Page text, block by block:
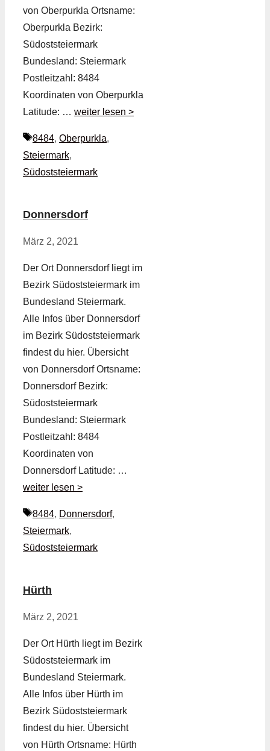
von Oberpurkla Ortsname:
Oberpurkla Bezirk:
Südoststeiermark
Bundesland: Steiermark
Postleitzahl: 8484
Koordinaten von Oberpurkla
Latitude: … weiter lesen >
Schlagwörter
8484, Oberpurkla,
Steiermark,
Südoststeiermark
Donnersdorf
März 2, 2021
Der Ort Donnersdorf liegt im
Bezirk Südoststeiermark im
Bundesland Steiermark.
Alle Infos über Donnersdorf
im Bezirk Südoststeiermark
findest du hier. Übersicht
von Donnersdorf Ortsname:
Donnersdorf Bezirk:
Südoststeiermark
Bundesland: Steiermark
Postleitzahl: 8484
Koordinaten von
Donnersdorf Latitude: …
weiter lesen >
Schlagwörter
8484, Donnersdorf,
Steiermark,
Südoststeiermark
Hürth
März 2, 2021
Der Ort Hürth liegt im Bezirk
Südoststeiermark im
Bundesland Steiermark.
Alle Infos über Hürth im
Bezirk Südoststeiermark
findest du hier. Übersicht
von Hürth Ortsname: Hürth